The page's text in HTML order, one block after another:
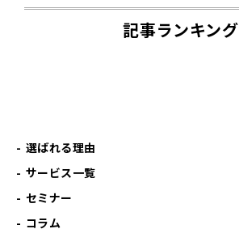
記事ランキング
選ばれる理由
サービス一覧
セミナー
コラム